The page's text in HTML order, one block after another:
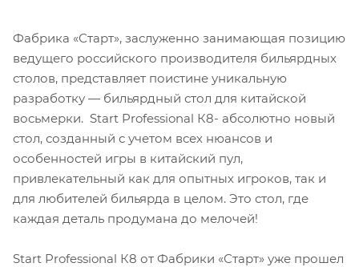
Фабрика «Старт», заслуженно занимающая позицию
ведущего российского производителя бильярдных
столов, представляет поистине уникальную
разработку — бильярдный стол для китайской
восьмерки. Start Professional К8- абсолютно новый
стол, созданный с учетом всех нюансов и
особенностей игры в китайский пул,
привлекательный как для опытных игроков, так и
для любителей бильярда в целом. Это стол, где
каждая деталь продумана до мелочей!
Start Professional К8 от Фабрики «Старт» уже прошел